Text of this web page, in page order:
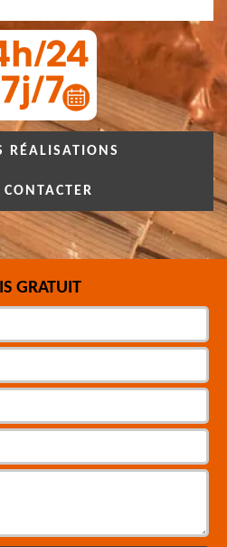
RÉALISATIONS
GRATUIT